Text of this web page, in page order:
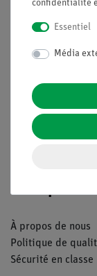
Mentions légales
Service
Aperçu du service
Téléchargements
Catalogue
À propos de nous
Politique de
Sécurité en classe
confidentialité
Essentiel
Média